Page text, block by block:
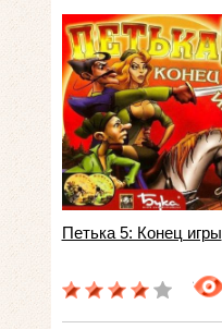
Петька 5: Конец игры